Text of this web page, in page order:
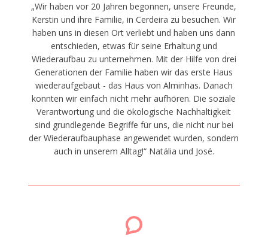
„Wir haben vor 20 Jahren begonnen, unsere Freunde,
Kerstin und ihre Familie, in Cerdeira zu besuchen. Wir
haben uns in diesen Ort verliebt und haben uns dann
entschieden, etwas für seine Erhaltung und
Wiederaufbau zu unternehmen. Mit der Hilfe von drei
Generationen der Familie haben wir das erste Haus
wiederaufgebaut - das Haus von Alminhas. Danach
konnten wir einfach nicht mehr aufhören. Die soziale
Verantwortung und die ökologische Nachhaltigkeit
sind grundlegende Begriffe für uns, die nicht nur bei
der Wiederaufbauphase angewendet wurden, sondern
auch in unserem Alltag!“ Natália und José.